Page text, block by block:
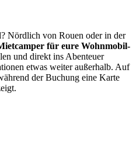
Nördlich von Rouen oder in der
für eure Wohnmobil-
und direkt ins Abenteuer
etwas weiter außerhalb. Auf
der Buchung eine Karte